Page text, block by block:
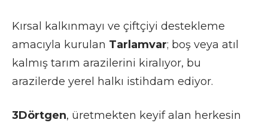
Kırsal kalkınmayı ve çiftçiyi destekleme
amacıyla kurulan Tarlamvar; boş veya atıl
kalmış tarım arazilerini kiralıyor, bu
arazilerde yerel halkı istihdam ediyor.
3Dörtgen, üretmekten keyif alan herkesin